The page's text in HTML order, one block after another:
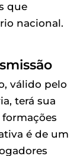
que
nacional.
válido pelo
terá sua
é de um